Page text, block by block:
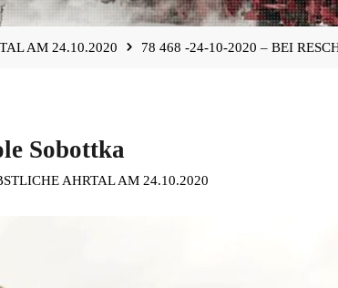
AM 24.10.2020 78 468 -24-10-2020 – BEI
Sobottka
AHRTAL AM 24.10.2020